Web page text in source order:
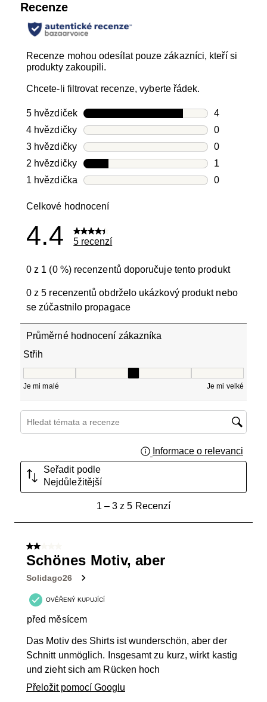
Recenze
Recenze mohou odesílat pouze zákazníci, kteří si
produkty zakoupili.
Chcete-li filtrovat recenze, vyberte řádek.
5 hvězdičekhvězdičky
4
Počet
4 hvězdičkyhvězdičky
0
Počet
3 hvězdičkyhvězdičky
0
Počet
2 hvězdičkyhvězdičky
1
Počet
1 hvězdičkahvězdičky
0
Celkové hodnocení
4.4 5 recenzí
0 z 1 (0 %) recenzentů doporučuje tento produkt
0 z 5 recenzentů obdrželo ukázkový produkt nebo
se zúčastnilo propagace
Průměrné hodnocení zákazníka
Střih
Je mi malé Je mi velké
Hledání témat a recenzí – oblast vyhledávání
Informace o relevanci
Seřadit podle
Nejdůležitější
Recenzí.
1– 3 z 5 Recenzí
2 z 5 hvězdiček.
Schönes Motiv, aber
Solidago26
OVĚŘENÝ KUPUJÍCÍ
před měsícem
Das Motiv des Shirts ist wunderschön, aber der
Schnitt unmöglich. Insgesamt zu kurz, wirkt kastig
und zieht sich am Rücken hoch
Přeložit pomocí Googlu